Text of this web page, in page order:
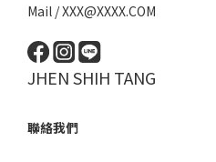
Mail / XXX@XXXX.COM
JHEN SHIH TANG
聯絡我們